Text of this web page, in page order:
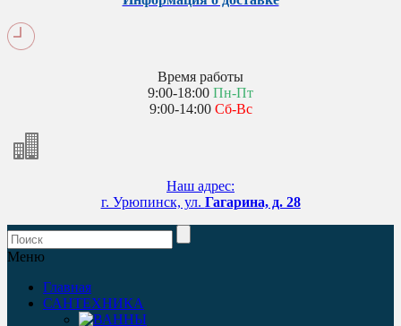
Время работы
9:00-18:00 Пн-Пт
9:00-14:00 Сб-Вс
Наш адрес:
г. Урюпинск, ул. Гагарина, д. 28
Меню
Главная
САНТЕХНИКА